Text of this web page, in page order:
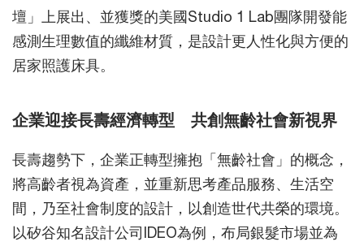
壇」上展出、並獲獎的美國Studio 1 Lab團隊開發能
感測生理數值的纖維材質，是設計更人性化與方便的
居家照護床具。
企業迎接長壽經濟轉型 共創無齡社會新視界
長壽趨勢下，企業正轉型擁抱「無齡社會」的概念，
將高齡者視為資產，並重新思考產品服務、生活空
間，乃至社會制度的設計，以創造世代共榮的環境。
以矽谷知名設計公司IDEO為例，布局銀髮市場並為